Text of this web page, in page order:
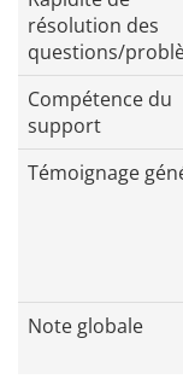
résolution des
questions/
Compétence du
support
Témoignage
Note globale